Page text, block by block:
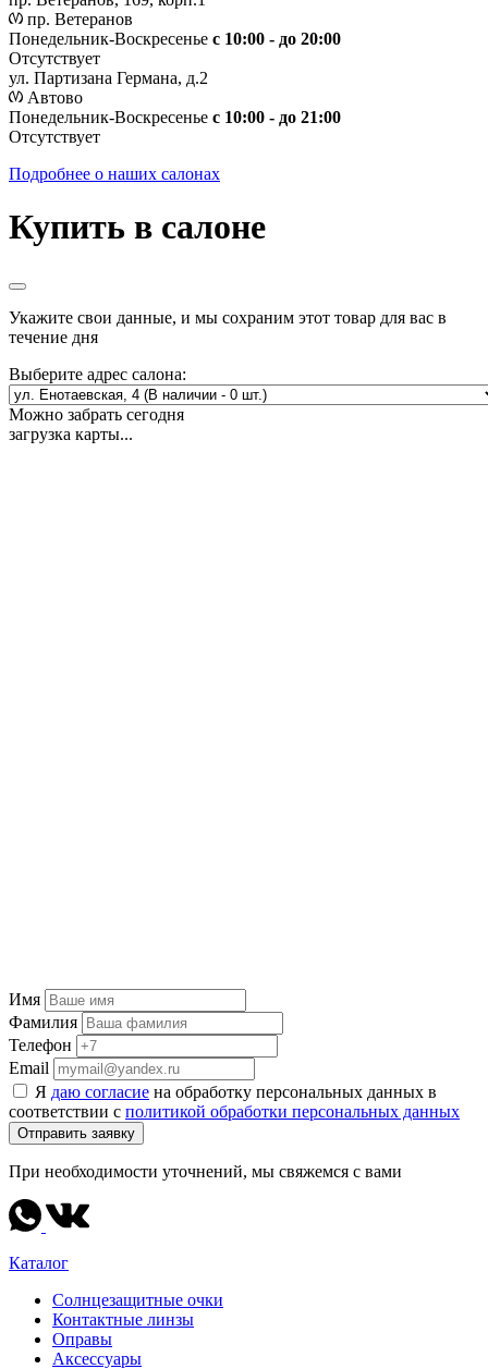
пр. Ветеранов
Понедельник-Воскресенье с 10:00 - до 20:00
Отсутствует
ул. Партизана Германа, д.2
Автово
Понедельник-Воскресенье с 10:00 - до 21:00
Отсутствует
Подробнее о наших салонах
Купить в салоне
Укажите свои данные, и мы сохраним этот товар для вас в
течение дня
Выберите адрес салона:
Можно забрать сегодня
загрузка карты...
Имя
Фамилия
Телефон
Email
Я даю согласие на обработку персональных данных в
соответствии с политикой обработки персональных данных
Отправить заявку
При необходимости уточнений, мы свяжемся с вами
Каталог
Солнцезащитные очки
Контактные линзы
Оправы
Аксессуары